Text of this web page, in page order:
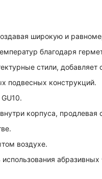
широкую и
благодаря
стили, добавляет
подвесных конструкций.
корпуса, продлевая
воздухе.